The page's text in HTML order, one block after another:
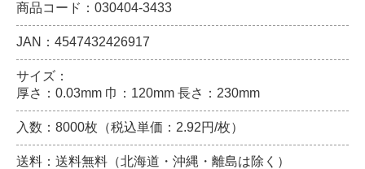
商品コード：030404-3433
JAN：4547432426917
サイズ：
厚さ：0.03mm 巾：120mm 長さ：230mm
入数：8000枚（税込単価：2.92円/枚）
送料：送料無料（北海道・沖縄・離島は除く）